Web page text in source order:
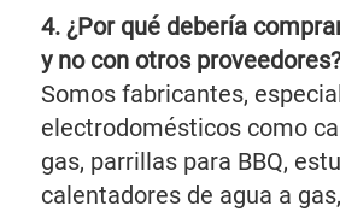
4. ¿Por qué debería
y no con otros
Somos fabricantes,
electrodomésticos como
gas, parrillas para BBQ,
calentadores de agua a